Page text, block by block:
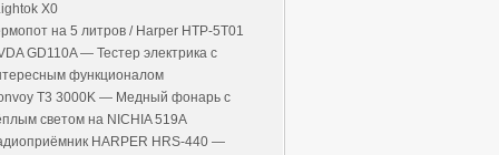
X0
на 5 литров / Harper HTP-5T01
GD110A — Тестер электрика с
функционалом
T3 3000K — Медный фонарь с
светом на NICHIA 519A
HARPER HRS-440 —